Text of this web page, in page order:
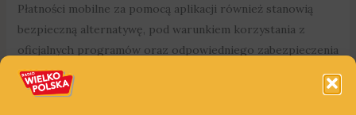
Płatności mobilne za pomocą aplikacji również stanowią
bezpieczną alternatywę, pod warunkiem korzystania z
oficjalnych programów oraz odpowiedniego zabezpieczenia
urządzenia hasłem albo biometrią. Przestrzegając tych
nieskomplikowanych zasad, można znacznie obniżyć ryzyko